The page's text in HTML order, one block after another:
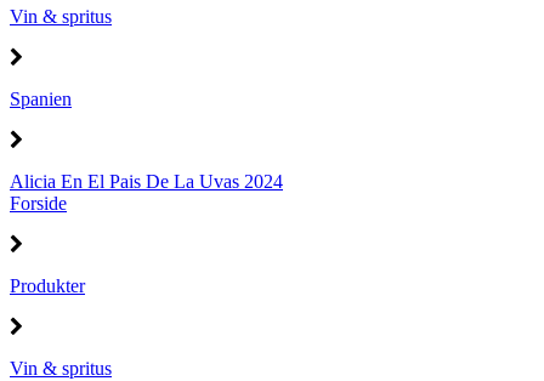
Vin & spritus
Spanien
Alicia En El Pais De La Uvas 2024
Forside
Produkter
Vin & spritus